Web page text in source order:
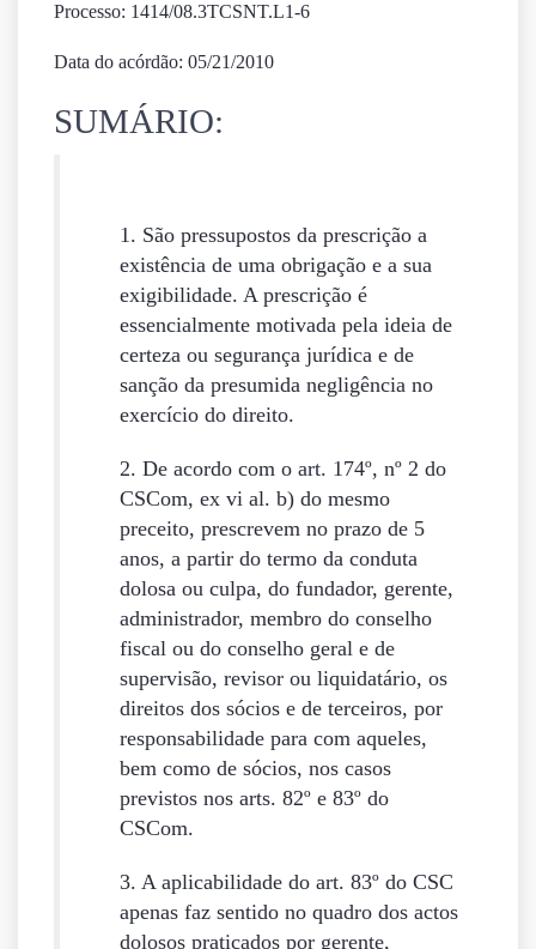
Processo: 1414/08.3TCSNT.L1-6
Data do acórdão: 05/21/2010
SUMÁRIO:
1. São pressupostos da prescrição a
existência de uma obrigação e a sua
exigibilidade. A prescrição é
essencialmente motivada pela ideia de
certeza ou segurança jurídica e de
sanção da presumida negligência no
exercício do direito.
2. De acordo com o art. 174º, nº 2 do
CSCom, ex vi al. b) do mesmo
preceito, prescrevem no prazo de 5
anos, a partir do termo da conduta
dolosa ou culpa, do fundador, gerente,
administrador, membro do conselho
fiscal ou do conselho geral e de
supervisão, revisor ou liquidatário, os
direitos dos sócios e de terceiros, por
responsabilidade para com aqueles,
bem como de sócios, nos casos
previstos nos arts. 82º e 83º do
CSCom.
3. A aplicabilidade do art. 83º do CSC
apenas faz sentido no quadro dos actos
dolosos praticados por gerente,